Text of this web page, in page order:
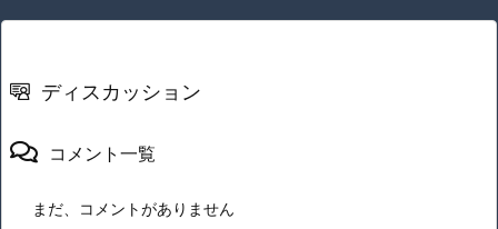
ディスカッション
コメント一覧
まだ、コメントがありません